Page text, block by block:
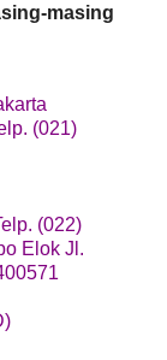
masing
(021)
(022)
Elok Jl.